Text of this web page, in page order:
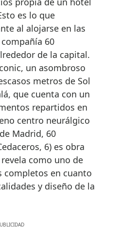
es lo que
al alojarse en las
60
de la capital.
un asombroso
metros de Sol
que cuenta con un
repartidos en
centro neurálgico
Madrid, 60
6) es obra
como uno de
completos en cuanto
y diseño de la